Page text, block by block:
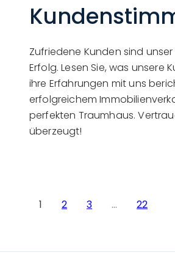
Zufriedene Kunden sind
Erfolg. Lesen Sie, was unsere
ihre Erfahrungen mit uns
erfolgreichem
perfekten Traumhaus.
überzeugt!
1 2 3 … 22